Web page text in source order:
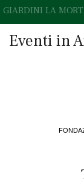
GIARDINI LA
Eventi in